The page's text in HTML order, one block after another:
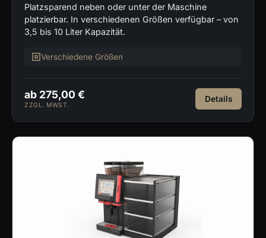
Platzsparend neben oder unter der Maschine
platzierbar. In verschiedenen Größen verfügbar – von
3,5 bis 10 Liter Kapazität.
Verschiedene Größen
ab 275,00 €
ZZGL. MWST.
Details